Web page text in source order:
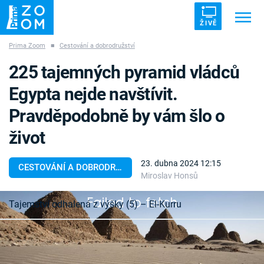
ŽIVĚ
ZÁHADY VETŘELCI DÁVNOVĚKU
Témata
Témata
Pořady
TV Program
Prima Zoom ■ Cestování a dobrodružství
CESTOVÁNÍ A DOBRODRUŽSTVÍ
23. dubna 2024 12:15
Miroslav Honsů
225 tajemných pyramid vládců
Egypta nejde navštívit.
Pravděpodobně by vám šlo o
život
Failed to fetch
Tajemství odhalená z výšky (5) – El-Kurru
Egyptské pyramidy nejsou jediným pozůstatkem